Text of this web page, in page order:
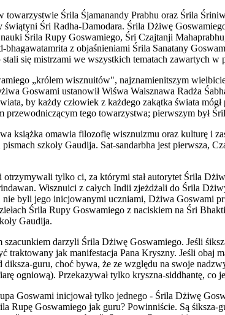
Śrila Śjamanandy Prabhu oraz Śrila
Śri Radha-Damodara. Śrila Dżiwę
Śrila Rupy Goswamiego, Śri Czajtanji
bhagawatamrita z objaśnieniami Śrila Sanatany
się mistrzami we wszystkich tematach zawartych w
„królem wisznuitów", najznamienitszym
Goswami ustanowił Wiśwa Waisznawa Radża
by każdy człowiek z każdego zakątka świata
tego towarzystwa; pierwszym był
książka omawia filozofię wisznuizmu oraz kulturę
szkoły Gaudija. Sat-sandarbha jest pierwsza,
tylko ci, za którymi stał autorytet Śrila
Wisznuici z całych Indii zjeżdżali do Śrila
byli jego inicjowanymi uczniami, Dżiwa Goswami
Śrila Rupy Goswamiego z naciskiem na Śri
Gaudija.
darzyli Śrila Dżiwę Goswamiego. Jeśli
jak manifestacja Pana Kryszny. Jeśli obaj
guru, choć bywa, że ze względu na swoje
ogniową). Przekazywał tylko kryszna-siddhantę,
Goswami inicjował tylko jednego - Śrila Dżiwę
Rupę Goswamiego jak guru? Powinniście. Są